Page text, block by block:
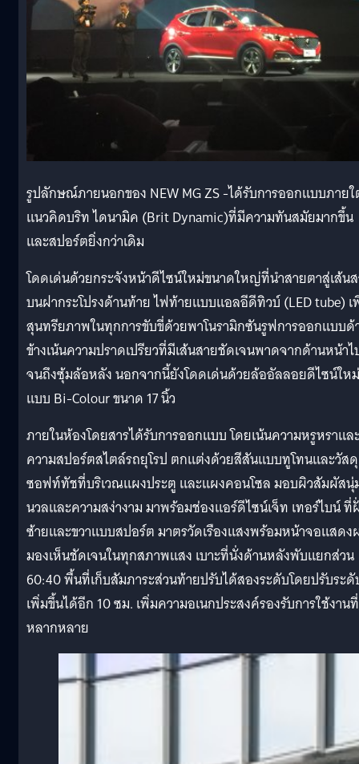
รูปลักษณ์ภายนอกของ NEW MG ZS -ได้รับการออกแบบภาย
แนวคิดบริท ไดนามิค (Brit Dynamic)ที่มีความทันสมัยมากขึ้น
และสปอร์ตยิ่งกว่าเดิม
โดดเด่นด้วยกระจังหน้าดีไซน์ใหม่ขนาดใหญ่ที่นำสายตาสู่เส้น
บนฝากระโปรงด้านท้าย ไฟท้ายแบบแอลอีดีทิวบ์ (LED tube)
สุนทรียภาพในทุกการขับขี่ด้วยพาโนรามิกซันรูฟการออกแบบด้
ข้างเน้นความปราดเปรียวที่มีเส้นสายชัดเจนพาดจากด้านหน้าไ
จนถึงซุ้มล้อหลัง นอกจากนี้ยังโดดเด่นด้วยล้ออัลลอยดีไซน์ใหม่
แบบ Bi-Colour ขนาด 17 นิ้ว
ภายในห้องโดยสารได้รับการออกแบบ โดยเน้นความหรูหราแล
ความสปอร์ตสไตล์รถยุโรป ตกแต่งด้วยสีสันแบบทูโทนและวัสดุ
ซอฟท์ทัชที่บริเวณแผงประตู และแผงคอนโซล มอบผิวสัมผัสนุ่
นวลและความสง่างาม มาพร้อมช่องแอร์ดีไซน์เจ็ท เทอร์ไบน์ ที่
ซ้ายและขวาแบบสปอร์ต มาตรวัดเรืองแสงพร้อมหน้าจอแสดง
มองเห็นชัดเจนในทุกสภาพแสง เบาะที่นั่งด้านหลังพับแยกส่วน
60:40 พื้นที่เก็บสัมภาระส่วนท้ายปรับได้สองระดับโดยปรับระ
เพิ่มขึ้นได้อีก 10 ซม. เพิ่มความอเนกประสงค์รองรับการใช้งานที่
หลากหลาย